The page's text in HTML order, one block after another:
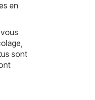
en
sont